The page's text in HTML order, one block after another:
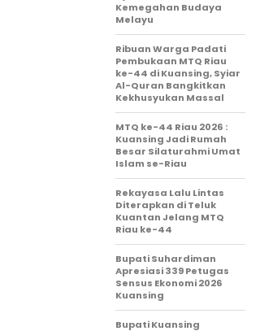
Kemegahan Budaya
Melayu
Ribuan Warga Padati
Pembukaan MTQ Riau
ke-44 di Kuansing, Syiar
Al-Quran Bangkitkan
Kekhusyukan Massal
MTQ ke-44 Riau 2026 :
Kuansing Jadi Rumah
Besar Silaturahmi Umat
Islam se-Riau
Rekayasa Lalu Lintas
Diterapkan di Teluk
Kuantan Jelang MTQ
Riau ke-44
Bupati Suhardiman
Apresiasi 339 Petugas
Sensus Ekonomi 2026
Kuansing
Bupati Kuansing